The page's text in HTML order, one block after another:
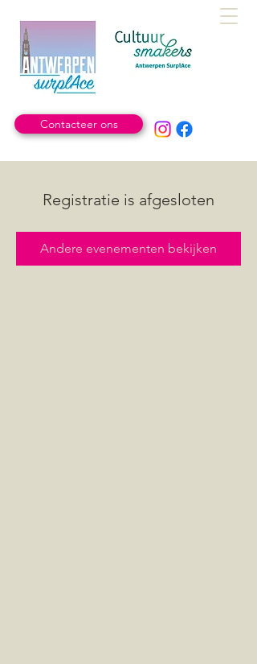
Contacteer ons
Registratie is afgesloten
Andere evenementen bekijken